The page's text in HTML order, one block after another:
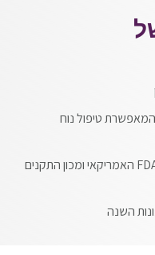
המאפשרת טיפול נוח
עומדים בתקנים המחמירים ביותר - FDA האמריקאי ומכון התקנים
השנה